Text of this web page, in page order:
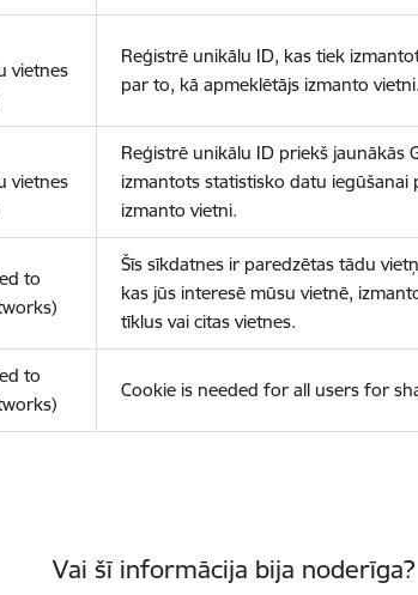
vietnes
Reģistrē unikālu ID, kas tiek
par to, kā apmeklētājs izmanto vietni.
vietnes
Reģistrē unikālu ID priekš jaunākās
izmantots statistisko datu iegūšanai
izmanto vietni.
to
Šīs sīkdatnes ir paredzētas tādu
kas jūs interesē mūsu vietnē,
tīklus vai citas vietnes.
to
Cookie is needed for all users for
Vai šī informācija bija noderīga?